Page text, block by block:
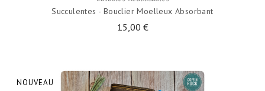
Succulentes - Bouclier Moelleux Absorbant
15,00 €
NOUVEAU